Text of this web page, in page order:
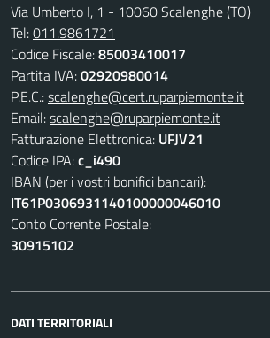
Via Umberto I, 1 - 10060 Scalenghe (TO)
Tel:011.9861721
Codice Fiscale:85003410017
Partita IVA:02920980014
P.E.C.:scalenghe@cert.ruparpiemonte.it
Email:scalenghe@ruparpiemonte.it
Fatturazione Elettronica: UFJV21
Codice IPA:c_i490
IBAN (per i vostri bonifici bancari):
IT61P0306931140100000046010
Conto Corrente Postale:
30915102
DATI TERRITORIALI